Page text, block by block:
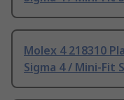
Molex 4 218310
Sigma 4 / Mini-Fit